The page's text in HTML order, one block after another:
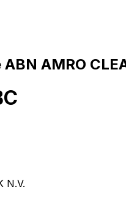
AMRO
N.V.